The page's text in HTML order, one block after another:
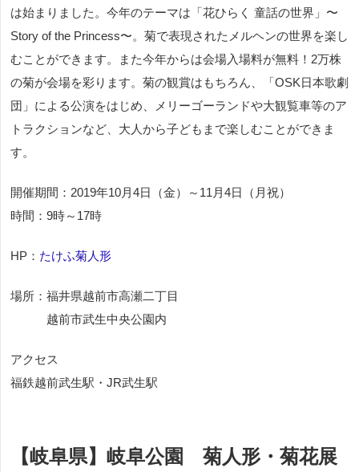
は始まりました。今年のテーマは「花ひらく 童話の世界」〜
Story of the Princess〜。菊で表現されたメルヘンの世界を楽し
むことができます。また今年からは会場入場料が無料！2万株
の菊が会場を彩ります。菊の観賞はもちろん、「OSK日本歌劇
団」による公演をはじめ、メリーゴーランドや大観覧車等のア
トラクションなど、大人から子どもまで楽しむことができま
す。
開催期間：2019年10月4日（金）～11月4日（月祝）
時間：9時～17時
HP： たけふ菊人形
場所：福井県越前市高瀬二丁目
越前市武生中央公園内
アクセス
福鉄越前武生駅・JR武生駅
【岐阜県】岐阜公園 菊人形・菊花展